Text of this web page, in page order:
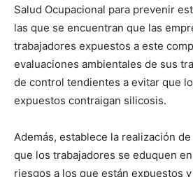
Salud Ocupacional para prevenir
las que se encuentran que las
trabajadores expuestos a este
evaluaciones ambientales de sus
de control tendientes a evitar que
expuestos contraigan silicosis.
Además, establece la realización
que los trabajadores se eduquen
riesgos a los que están expuestos